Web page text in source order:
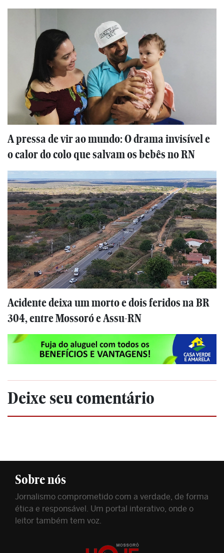
A pressa de vir ao mundo: O drama invisível e
o calor do colo que salvam os bebês no RN
Acidente deixa um morto e dois feridos na BR
304, entre Mossoró e Assu-RN
Deixe seu comentário
Sobre nós
Jornalismo comprometido com a verdade, de forma
ética e responsável. Um portal interativo, onde o
leitor também tem voz.